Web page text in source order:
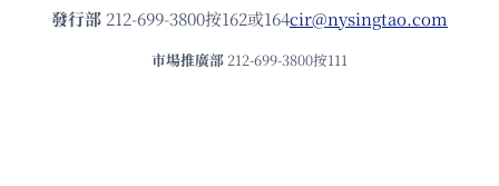
發⾏部 212-699-3800按162或164cir@nysingtao.com
市場推廣部 212-699-3800按111